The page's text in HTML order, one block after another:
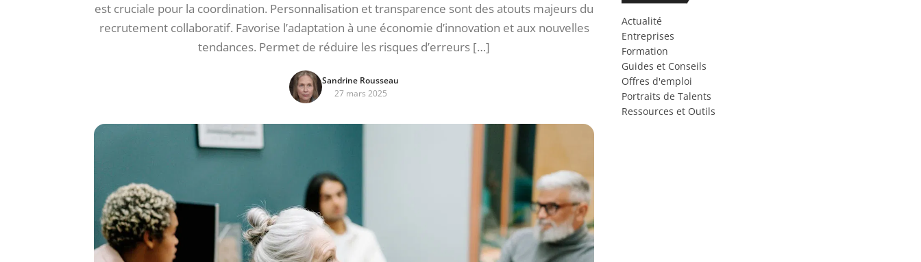
est cruciale pour la coordination. Personnalisation et transparence sont des atouts majeurs du
recrutement collaboratif. Favorise l’adaptation à une économie d’innovation et aux nouvelles
tendances. Permet de réduire les risques d’erreurs […]
Sandrine Rousseau
27 mars 2025
Actualité
Entreprises
Formation
Guides et Conseils
Offres d'emploi
Portraits de Talents
Ressources et Outils